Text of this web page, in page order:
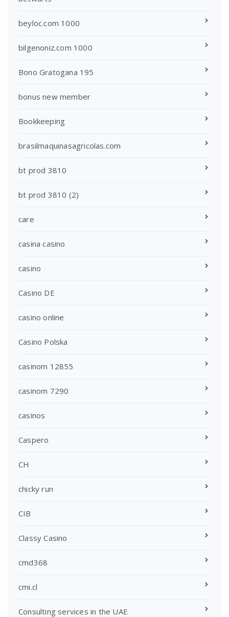
beyloc.com 1000
bilgenoniz.com 1000
Bono Gratogana 195
bonus new member
Bookkeeping
brasilmaquinasagricolas.com
bt prod 3810
bt prod 3810 (2)
care
casina casino
casino
Casino DE
casino online
Casino Polska
casinom 12855
casinom 7290
casinos
Caspero
CH
chicky run
CIB
Classy Casino
cmd368
cmi.cl
Consulting services in the UAE